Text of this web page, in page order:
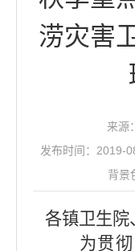
涝灾害
来源
发布时间：2019-
背景
各镇卫生院
为贯